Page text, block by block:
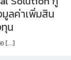
ลค่าเพิ่มสิน
น
[…]